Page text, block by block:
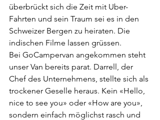
überbrückt sich die Zeit mit Uber-
Fahrten und sein Traum sei es in den
Schweizer Bergen zu heiraten. Die
indischen Filme lassen grüssen.
Bei GoCampervan angekommen steht
unser Van bereits parat. Darrell, der
Chef des Unternehmens, stellte sich als
trockener Geselle heraus. Kein «Hello,
nice to see you» oder «How are you»,
sondern einfach möglichst rasch und